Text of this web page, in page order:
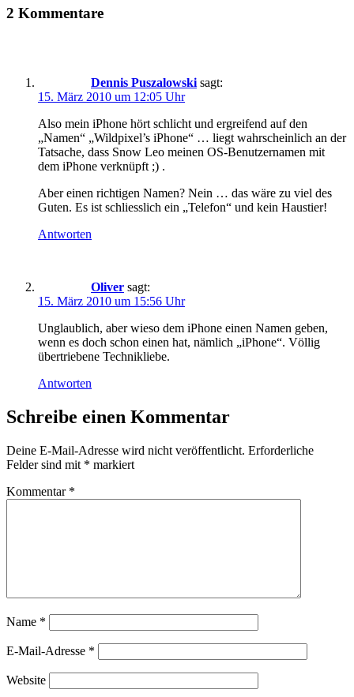
2 Kommentare
Dennis Puszalowski sagt:
15. März 2010 um 12:05 Uhr
Also mein iPhone hört schlicht und ergreifend auf den
„Namen“ „Wildpixel’s iPhone“ … liegt wahrscheinlich an der
Tatsache, dass Snow Leo meinen OS-Benutzernamen mit
dem iPhone verknüpft ;) .
Aber einen richtigen Namen? Nein … das wäre zu viel des
Guten. Es ist schliesslich ein „Telefon“ und kein Haustier!
Antworten
Oliver sagt:
15. März 2010 um 15:56 Uhr
Unglaublich, aber wieso dem iPhone einen Namen geben,
wenn es doch schon einen hat, nämlich „iPhone“. Völlig
übertriebene Technikliebe.
Antworten
Schreibe einen Kommentar
Deine E-Mail-Adresse wird nicht veröffentlicht. Erforderliche
Felder sind mit * markiert
Kommentar *
Name *
E-Mail-Adresse *
Website